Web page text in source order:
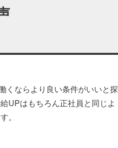
くならより良い条件がいいと探
UPはもちろん正社員と同じよ
。